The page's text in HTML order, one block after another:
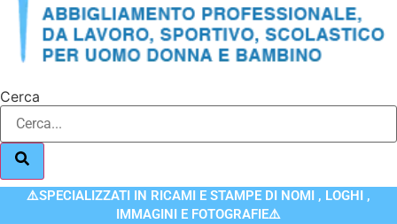
Cerca
⚠️SPECIALIZZATI IN RICAMI E STAMPE DI NOMI , LOGHI ,
IMMAGINI E FOTOGRAFIE⚠️